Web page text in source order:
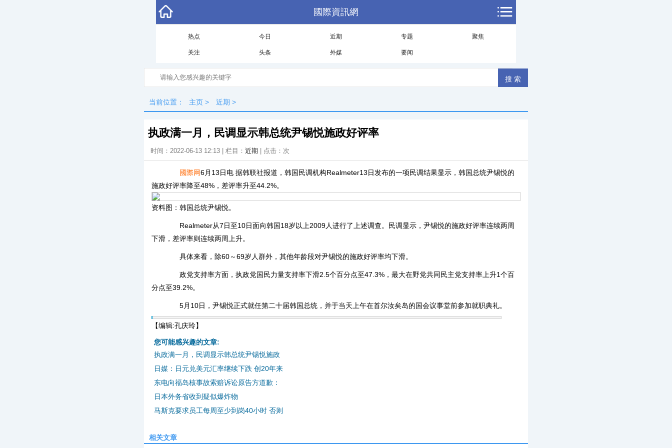
國際資訊網
热点 今日 近期 专题 聚焦
关注 头条 外媒 要闻
当前位置： 主页 > 近期 >
执政满一月，民调显示韩总统尹锡悦施政好评率
时间：2022-06-13 12:13 | 栏目： 近期 | 点击： 次
國際网6月13日电 据韩联社报道，韩国民调机构Realmeter13日发布的一项民调结果显示，韩国总统尹锡悦的
施政好评率降至48%，差评率升至44.2%。
资料图：韩国总统尹锡悦。
Realmeter从7日至10日面向韩国18岁以上2009人进行了上述调查。民调显示，尹锡悦的施政好评率连续两周
下滑，差评率则连续两周上升。
具体来看，除60～69岁人群外，其他年龄段对尹锡悦的施政好评率均下滑。
政党支持率方面，执政党国民力量支持率下滑2.5个百分点至47.3%，最大在野党共同民主党支持率上升1个百
分点至39.2%。
5月10日，尹锡悦正式就任第二十届韩国总统，并于当天上午在首尔汝矣岛的国会议事堂前参加就职典礼。
【编辑:孔庆玲】
您可能感兴趣的文章:
执政满一月，民调显示韩总统尹锡悦施政
日媒：日元兑美元汇率继续下跌 创20年来
东电向福岛核事故索赔诉讼原告方道歉：
日本外务省收到疑似爆炸物
马斯克要求员工每周至少到岗40小时 否则
相关文章